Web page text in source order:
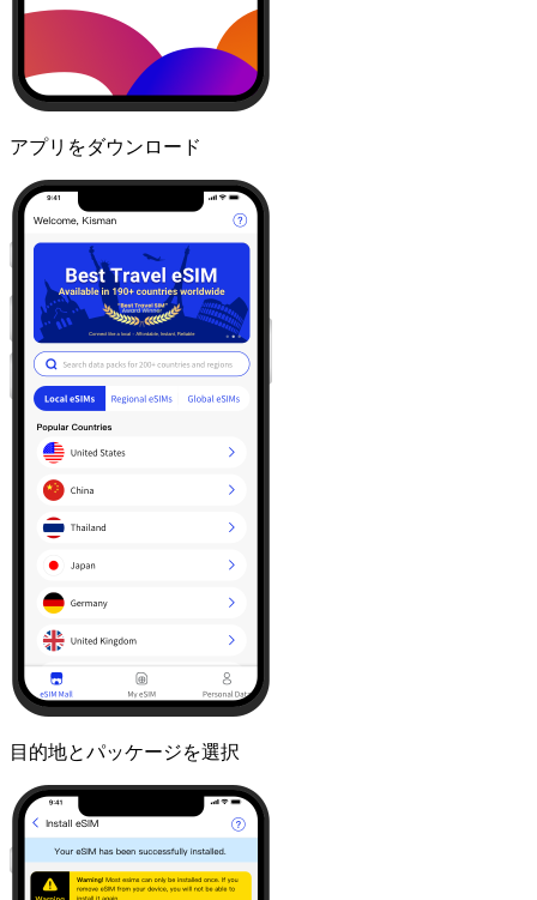
アプリをダウンロード
目的地とパッケージを選択